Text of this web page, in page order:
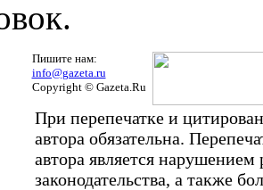
Пишите нам:
info@gazeta.ru
Copyright © Gazeta.Ru
При перепечатке и
автора обязательна.
автора является
законодательства, а также